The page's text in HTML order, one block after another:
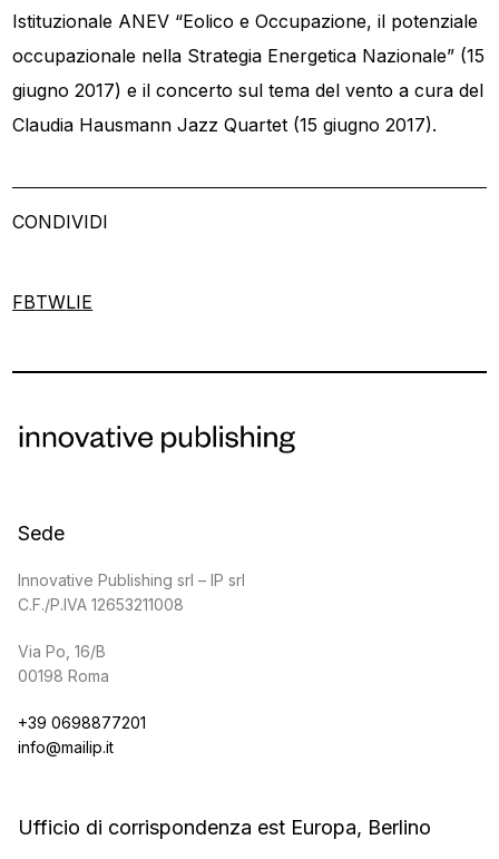
Istituzionale ANEV “Eolico e Occupazione, il potenziale
occupazionale nella Strategia Energetica Nazionale” (15
giugno 2017) e il concerto sul tema del vento a cura del
Claudia Hausmann Jazz Quartet (15 giugno 2017).
CONDIVIDI
FBTWLIE
Sede
Innovative Publishing srl – IP srl
C.F./P.IVA 12653211008
Via Po, 16/B
00198 Roma
+39 0698877201
info@mailip.it
Ufficio di corrispondenza est Europa, Berlino